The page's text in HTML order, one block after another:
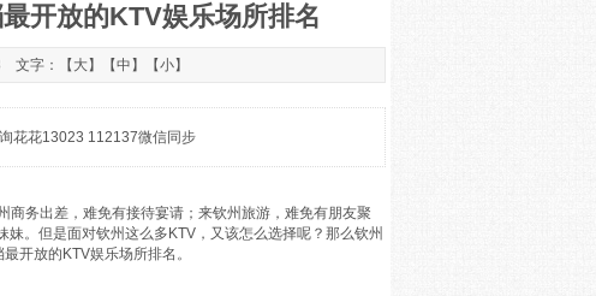
开放的KTV娱乐场所排名
文字：【 大】【中 】【小】
花花13023 112137微信同步
务出差，难免有接待宴请；来钦州旅游，难免有朋友聚
。但是面对钦州这么多KTV，又该怎么选择呢？那么钦州
开放的KTV娱乐场所排名。